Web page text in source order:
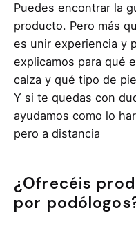
Puedes encontrar la
producto. Pero más
es unir experiencia y
explicamos para qué
calza y qué tipo de
Y si te quedas con
ayudamos como lo
pero a distancia
¿Ofrecéis
por